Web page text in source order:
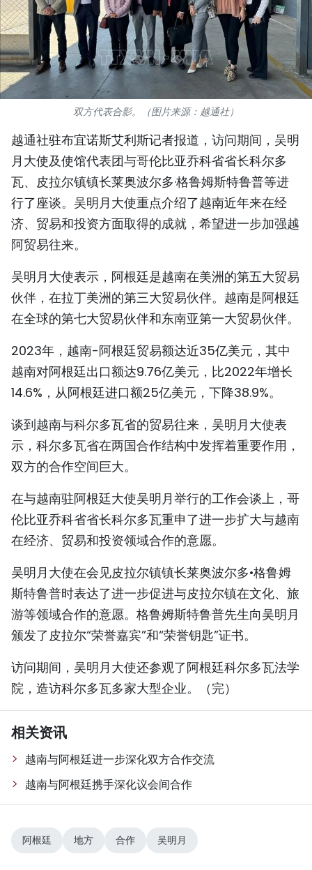
友谊桥梁
史海
多功能媒体
图表新闻
图库
视频
人民报社简介
ENGLISH
FRANÇAIS
РУССКИЙ
ESPAÑOL
双方代表合影。（图片来源：越通社）
越通社驻布宜诺斯艾利斯记者报道，访问期间，吴明
月大使及使馆代表团与哥伦比亚乔科省省长科尔多
瓦、皮拉尔镇镇长莱奥波尔多·格鲁姆斯特鲁普等进
行了座谈。吴明月大使重点介绍了越南近年来在经
济、贸易和投资方面取得的成就，希望进一步加强越
阿贸易往来。
吴明月大使表示，阿根廷是越南在美洲的第五大贸易
伙伴，在拉丁美洲的第三大贸易伙伴。越南是阿根廷
在全球的第七大贸易伙伴和东南亚第一大贸易伙伴。
2023年，越南-阿根廷贸易额达近35亿美元，其中
越南对阿根廷出口额达9.76亿美元，比2022年增长
14.6%，从阿根廷进口额25亿美元，下降38.9%。
谈到越南与科尔多瓦省的贸易往来，吴明月大使表
示，科尔多瓦省在两国合作结构中发挥着重要作用，
双方的合作空间巨大。
在与越南驻阿根廷大使吴明月举行的工作会谈上，哥
伦比亚乔科省省长科尔多瓦重申了进一步扩大与越南
在经济、贸易和投资领域合作的意愿。
吴明月大使在会见皮拉尔镇镇长莱奥波尔多•格鲁姆
斯特鲁普时表达了进一步促进与皮拉尔镇在文化、旅
游等领域合作的意愿。格鲁姆斯特鲁普先生向吴明月
颁发了皮拉尔“荣誉嘉宾”和“荣誉钥匙”证书。
访问期间，吴明月大使还参观了阿根廷科尔多瓦法学
院，造访科尔多瓦多家大型企业。（完）
相关资讯
越南与阿根廷进一步深化双方合作交流
越南与阿根廷携手深化议会间合作
阿根廷 地方 合作 吴明月